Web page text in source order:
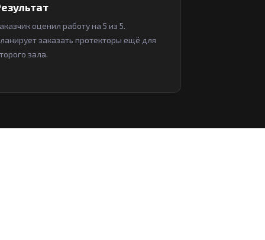
оценил работу на 5 из 5.
заказать протекторы ещё для
зала.